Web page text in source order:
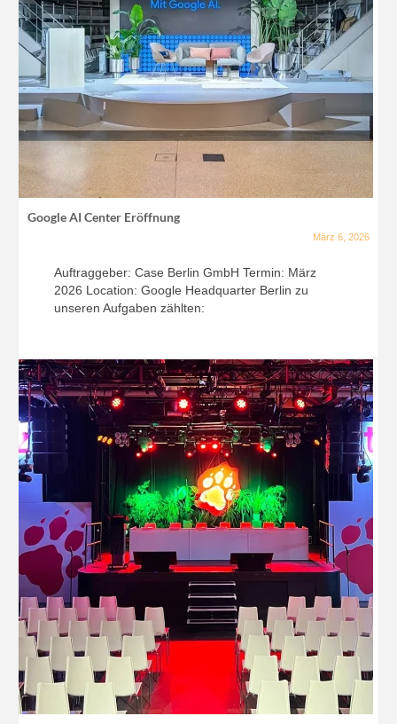
Google AI Center Eröffnung
März 6, 2026
Auftraggeber: Case Berlin GmbH Termin: März
2026 Location: Google Headquarter Berlin zu
unseren Aufgaben zählten: